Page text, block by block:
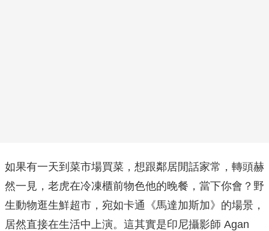
如果有一天到菜市場買菜，想跟鄰居閒話家常，轉頭赫
然一見，老虎在冷凍櫃前物色他的晚餐，當下你會？野
生動物逛生鮮超市，宛如卡通《馬達加斯加》的場景，
居然直接在生活中上演。這其實是印尼攝影師 Agan